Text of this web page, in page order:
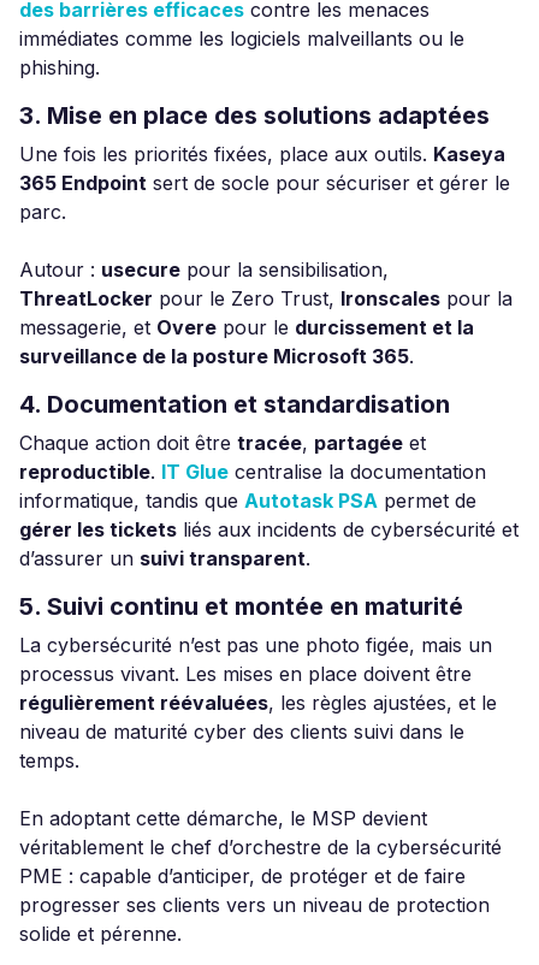
des barrières efficaces contre les menaces
immédiates comme les logiciels malveillants ou le
phishing.
3. Mise en place des solutions adaptées
Une fois les priorités fixées, place aux outils. Kaseya
365 Endpoint sert de socle pour sécuriser et gérer le
parc.
Autour : usecure pour la sensibilisation,
ThreatLocker pour le Zero Trust, Ironscales pour la
messagerie, et Overe pour le durcissement et la
surveillance de la posture Microsoft 365.
4. Documentation et standardisation
Chaque action doit être tracée, partagée et
reproductible. IT Glue centralise la documentation
informatique, tandis que Autotask PSA permet de
gérer les tickets liés aux incidents de cybersécurité et
d’assurer un suivi transparent.
5. Suivi continu et montée en maturité
La cybersécurité n’est pas une photo figée, mais un
processus vivant. Les mises en place doivent être
régulièrement réévaluées, les règles ajustées, et le
niveau de maturité cyber des clients suivi dans le
temps.
En adoptant cette démarche, le MSP devient
véritablement le chef d’orchestre de la cybersécurité
PME : capable d’anticiper, de protéger et de faire
progresser ses clients vers un niveau de protection
solide et pérenne.